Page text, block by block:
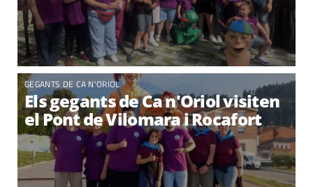
GEGANTS DE CA N'ORIOL
Els gegants de Ca n'Oriol visiten
el Pont de Vilomara i Rocafort